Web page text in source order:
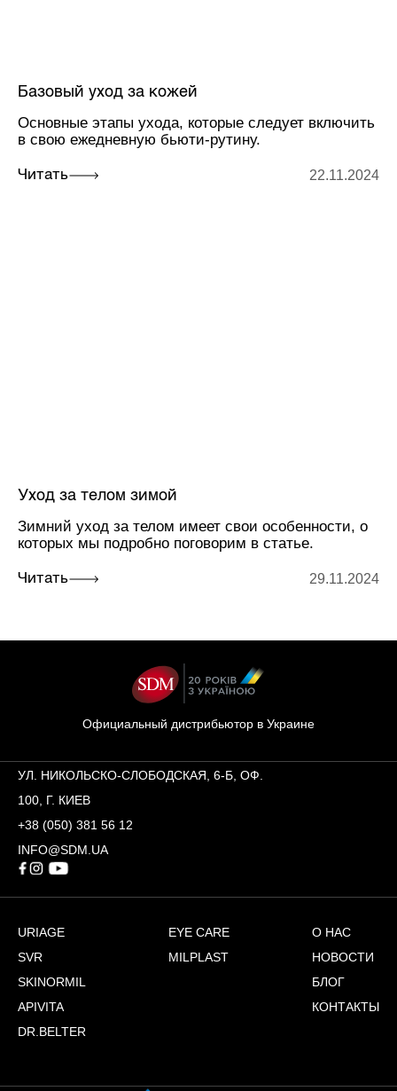
Базовый уход за кожей
Основные этапы ухода, которые следует включить
в свою ежедневную бьюти-рутину.
Читать 22.11.2024
Уход за телом зимой
Зимний уход за телом имеет свои особенности, о
которых мы подробно поговорим в статье.
Читать 29.11.2024
Официальный дистрибьютор в Украине
УЛ. НИКОЛЬСКО-СЛОБОДСКАЯ, 6-Б, ОФ.
100, Г. КИЕВ
+38 (050) 381 56 12
INFO@SDM.UA
URIAGE
SVR
SKINORMIL
APIVITA
DR.BELTER
EYE CARE
MILPLAST
О НАС
НОВОСТИ
БЛОГ
КОНТАКТЫ